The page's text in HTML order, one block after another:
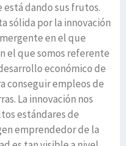
está dando sus frutos.
sólida por la innovación
en el que
el que somos referente
económico de
conseguir empleos de
La innovación nos
estándares de
emprendedor de la